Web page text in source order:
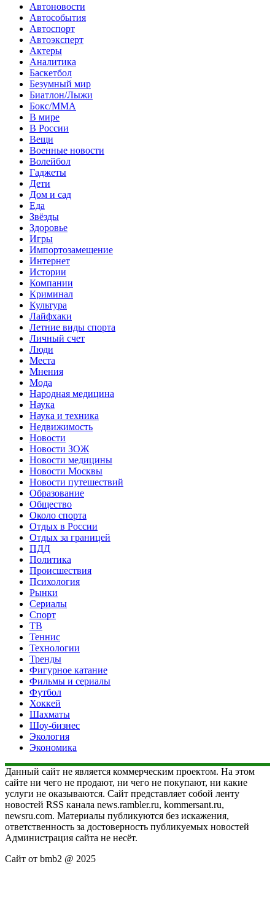
Автоновости
Автособытия
Автоспорт
Автоэксперт
Актеры
Аналитика
Баскетбол
Безумный мир
Биатлон/Лыжи
Бокс/MMA
В мире
В России
Вещи
Военные новости
Волейбол
Гаджеты
Дети
Дом и сад
Еда
Звёзды
Здоровье
Игры
Импортозамещение
Интернет
Истории
Компании
Криминал
Культура
Лайфхаки
Летние виды спорта
Личный счет
Люди
Места
Мнения
Мода
Народная медицина
Наука
Наука и техника
Недвижимость
Новости
Новости ЗОЖ
Новости медицины
Новости Москвы
Новости путешествий
Образование
Общество
Около спорта
Отдых в России
Отдых за границей
ПДД
Политика
Происшествия
Психология
Рынки
Сериалы
Спорт
ТВ
Теннис
Технологии
Тренды
Фигурное катание
Фильмы и сериалы
Футбол
Хоккей
Шахматы
Шоу-бизнес
Экология
Экономика
Данный сайт не является коммерческим проектом. На этом
сайте ни чего не продают, ни чего не покупают, ни какие
услуги не оказываются. Сайт представляет собой ленту
новостей RSS канала news.rambler.ru, kommersant.ru,
newsru.com. Материалы публикуются без искажения,
ответственность за достоверность публикуемых новостей
Администрация сайта не несёт.
Сайт от bmb2 @ 2025